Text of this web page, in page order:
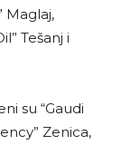
Maglaj,
Tešanj i
su “Gaudi
Zenica,